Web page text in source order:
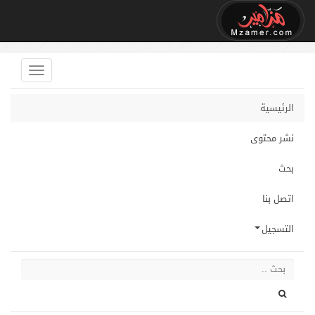
الرئيسية
نشر محتوى
بحث
اتصل بنا
التسجيل